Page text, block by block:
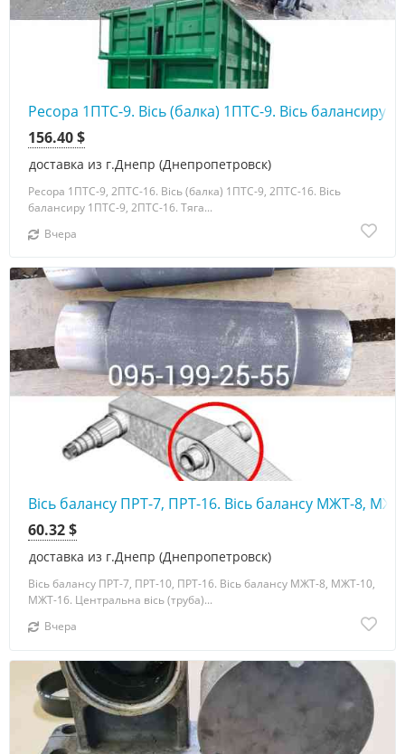
Ресора 1ПТС-9. Вісь (балка) 1ПТС-9. Вісь балансиру
доставка из г.Днепр (Днепропетровск)
156.40 $
Ресора 1ПТС-9, 2ПТС-16. Вісь (балка) 1ПТС-9, 2ПТС-16. Вісь
балансиру 1ПТС-9, 2ПТС-16. Тяга...
Вчера
Вісь балансу ПРТ-7, ПРТ-16. Вісь балансу МЖТ-8,
доставка из г.Днепр (Днепропетровск)
60.32 $
Вісь балансу ПРТ-7, ПРТ-10, ПРТ-16. Вісь балансу МЖТ-8, МЖТ-10,
МЖТ-16. Центральна вісь (труба)...
Вчера